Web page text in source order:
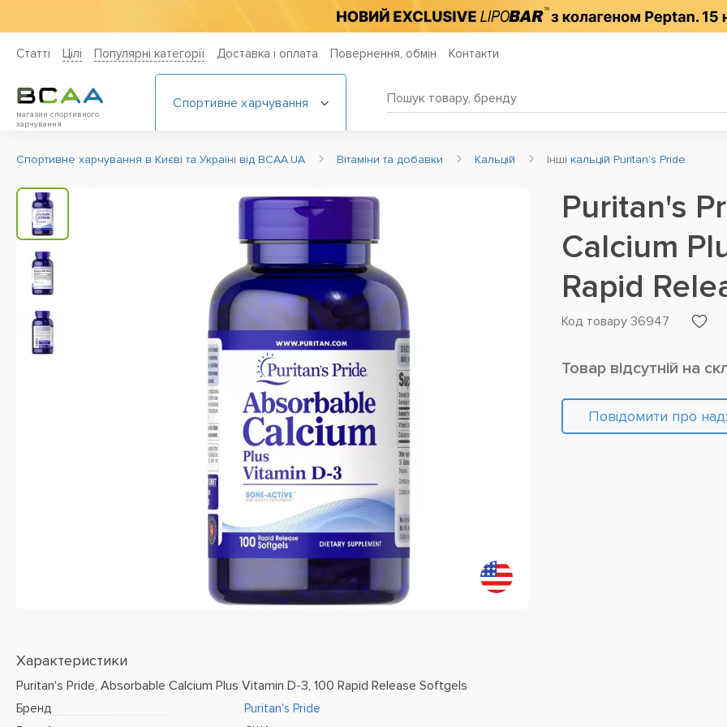
Статті Цiлi Популярні категорії Доставка і оплата Повернення, обмін Контакти
магазин спортивного
харчування
Спортивне харчування
Спортивне харчування в Києві та Україні від BCAA.UA Вітаміни та добавки Кальцій Інші кальцій Puritan's Pride
Характеристики
Puritan's Pride, Absorbable Calcium Plus Vitamin D-3, 100 Rapid Release Softgels
Бренд
Puritan's Pride
Puritan's
Calcium
Rapid
Код товару 36947
Товар відсутній на
Повідомити про